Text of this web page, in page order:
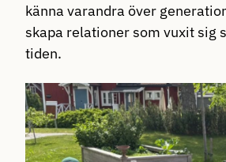
känna varandra över
skapa relationer som vuxit sig
tiden.